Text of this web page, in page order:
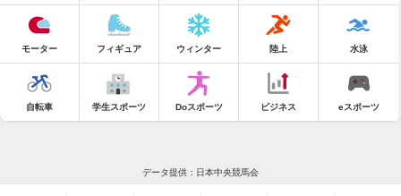
モーター フィギュア ウィンター 陸上 水泳
自転車 学生スポーツ Doスポーツ ビジネス eスポーツ
データ提供：日本中央競馬会